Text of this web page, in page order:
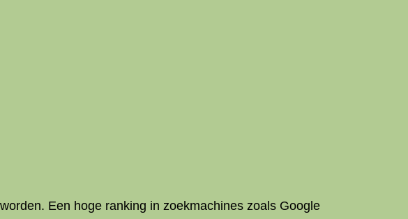
Een hoge ranking in zoekmachines zoals Google